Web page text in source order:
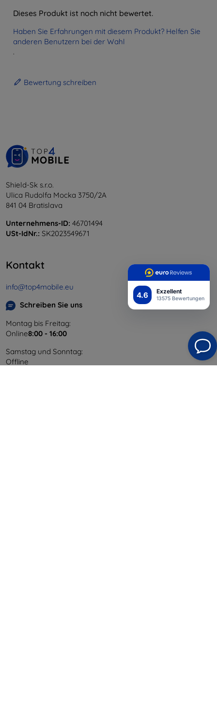
4.6 Exzellent
13575 Bewertungen
Dieses Produkt ist noch nicht bewertet.
Haben Sie Erfahrungen mit diesem Produkt? Helfen Sie
anderen Benutzern bei der Wahl
.
Bewertung schreiben
Shield-Sk s.r.o.
Ulica Rudolfa Mocka 3750/2A
841 04 Bratislava
Unternehmens-ID: 46701494
USt-IdNr.: SK2023549671
Kontakt
info@top4mobile.eu
Schreiben Sie uns
Montag bis Freitag:
Online8:00 - 16:00
Samstag und Sonntag:
Offline